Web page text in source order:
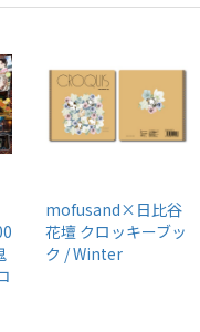
mofusand×日比谷
花壇 クロッキーブッ
ク / Winter